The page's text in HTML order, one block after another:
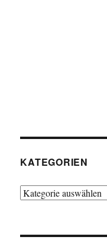
KATEGORIEN
Kategorien